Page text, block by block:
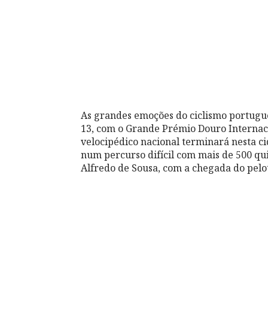
As grandes emoções do ciclismo
13, com o Grande Prémio Douro
velocipédico nacional terminará nesta
num percurso difícil com mais de 500
Alfredo de Sousa, com a chegada do